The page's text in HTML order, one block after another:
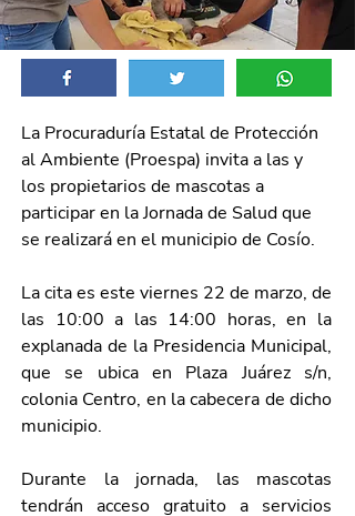
La Procuraduría Estatal de Protección
al Ambiente (Proespa) invita a las y
los propietarios de mascotas a
participar en la Jornada de Saludque
se realizará en el municipio de Cosío.
La cita es este viernes 22 de marzo, de
las 10:00 a las 14:00 horas, en la
explanada de la Presidencia Municipal,
que se ubica en Plaza Juárez s/n,
colonia Centro, en la cabecera de dicho
municipio.
Durante la jornada, las mascotas
tendrán acceso gratuito a servicios